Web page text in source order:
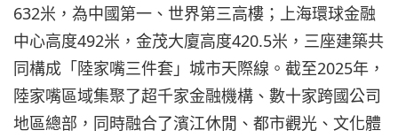
632米，為中國第一、世界第三高樓；上海環球金融
中心高度492米，金茂大廈高度420.5米，三座建築共
同構成「陸家嘴三件套」城市天際線。截至2025年，
陸家嘴區域集聚了超千家金融機構、數十家跨國公司
地區總部，同時融合了濱江休閒、都市觀光、文化體